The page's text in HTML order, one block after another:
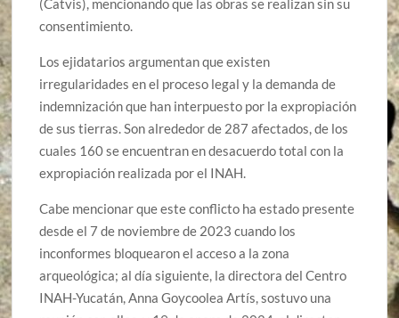
(Catvis), mencionando que las obras se realizan sin su
consentimiento.
Los ejidatarios argumentan que existen
irregularidades en el proceso legal y la demanda de
indemnización que han interpuesto por la expropiación
de sus tierras. Son alrededor de 287 afectados, de los
cuales 160 se encuentran en desacuerdo total con la
expropiación realizada por el INAH.
Cabe mencionar que este conflicto ha estado presente
desde el 7 de noviembre de 2023 cuando los
inconformes bloquearon el acceso a la zona
arqueológica; al día siguiente, la directora del Centro
INAH-Yucatán, Anna Goycoolea Artís, sostuvo una